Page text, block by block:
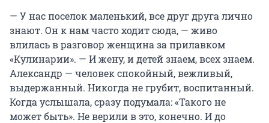
— У нас поселок маленький, все друг друга лично
знают. Он к нам часто ходит сюда, — живо
влилась в разговор женщина за прилавком
«Кулинарии». — И жену, и детей знаем, всех знаем.
Александр — человек спокойный, вежливый,
выдержанный. Никогда не грубит, воспитанный.
Когда услышала, сразу подумала: «Такого не
может быть». Не верили в это, конечно. И до